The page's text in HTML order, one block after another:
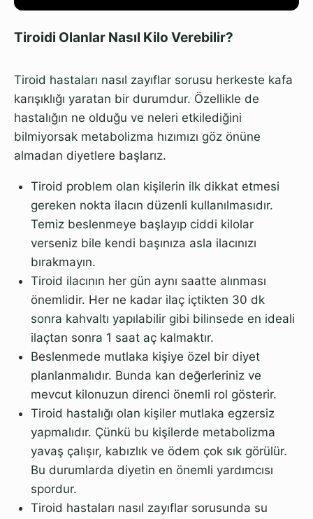
Tiroidi Olanlar Nasıl Kilo Verebilir?
Tiroid hastaları nasıl zayıflar sorusu herkeste kafa
karışıklığı yaratan bir durumdur. Özellikle de
hastalığın ne olduğu ve neleri etkilediğini
bilmiyorsak metabolizma hızımızı göz önüne
almadan diyetlere başlarız.
Tiroid problem olan kişilerin ilk dikkat etmesi
gereken nokta ilacın düzenli kullanılmasıdır.
Temiz beslenmeye başlayıp ciddi kilolar
verseniz bile kendi başınıza asla ilacınızı
bırakmayın.
Tiroid ilacının her gün aynı saatte alınması
önemlidir. Her ne kadar ilaç içtikten 30 dk
sonra kahvaltı yapılabilir gibi bilinsede en ideali
ilaçtan sonra 1 saat aç kalmaktır.
Beslenmede mutlaka kişiye özel bir diyet
planlanmalıdır. Bunda kan değerleriniz ve
mevcut kilonuzun direnci önemli rol gösterir.
Tiroid hastalığı olan kişiler mutlaka egzersiz
yapmalıdır. Çünkü bu kişilerde metabolizma
yavaş çalışır, kabızlık ve ödem çok sık görülür.
Bu durumlarda diyetin en önemli yardımcısı
spordur.
Tiroid hastaları nasıl zayıflar sorusunda su